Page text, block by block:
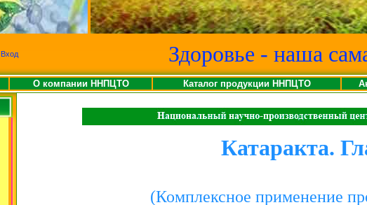
Вход Здоровье - наша
О компании ННПЦТО Каталог продукции ННПЦТО
Катаракта.
(Комплексное применение